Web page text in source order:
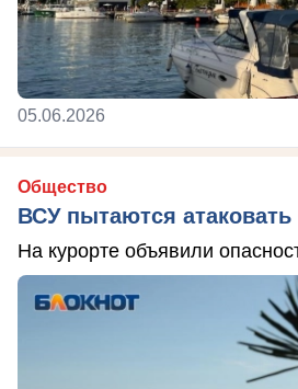
05.06.2026
Общество
ВСУ пытаются
На курорте объявили